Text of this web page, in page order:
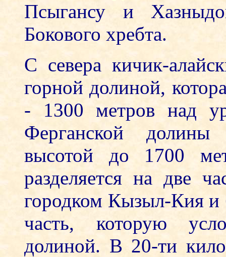
Псыгансу и
Бокового хребта.
С севера кичик-
горной долиной,
- 1300 метров над
Ферганской
высотой до 1700
разделяется на две
городком Кызыл-Кия
часть, которую
долиной. В 20-ти